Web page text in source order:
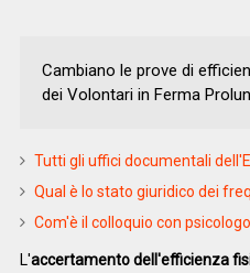
Cambiano le prove di
dei Volontari in Ferma
Tutti gli uffici documentali
Qual è lo stato giuridico dei
Com'è il colloquio con
L'accertamento dell'efficienza